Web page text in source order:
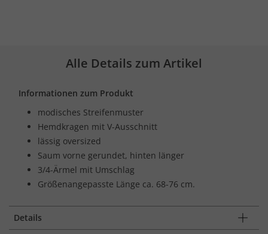
Alle Details zum Artikel
Informationen zum Produkt
modisches Streifenmuster
Hemdkragen mit V-Ausschnitt
lässig oversized
Saum vorne gerundet, hinten länger
3/4-Ärmel mit Umschlag
Größenangepasste Länge ca. 68-76 cm.
Details